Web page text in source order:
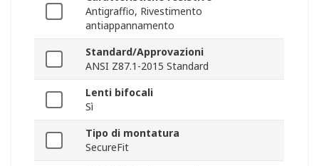
Antigraffio, Rivestimento
antiappannamento
Standard/Approvazioni
ANSI Z87.1-2015 Standard
Lenti bifocali
Sì
Tipo di montatura
SecureFit